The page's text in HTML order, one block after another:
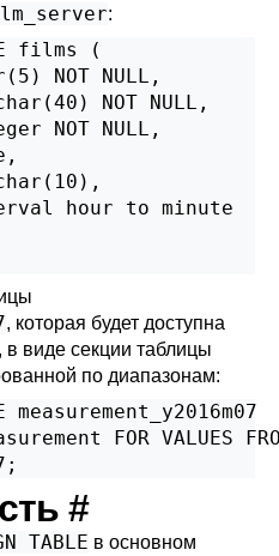
:
films (
NOT NULL,
NOT NULL,
NOT NULL,
hour to minute
, которая будет доступна
, в виде секции таблицы
по диапазонам:
measurement_y2016m07
FOR VALUES
#
TABLE в основном